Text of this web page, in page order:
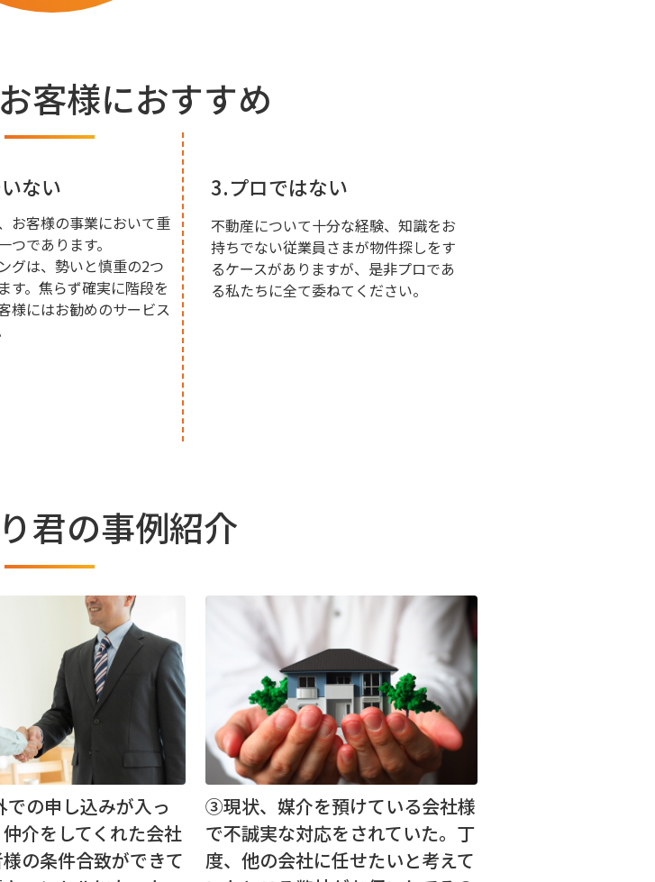
客様におすすめ
ない
お客様の事業において重
つであります。
グは、勢いと慎重の2つ
す。焦らず確実に階段を
様にはお勧めのサービス
3.プロではない
不動産について十分な経験、知識をお
持ちでない従業員さまが物件探しをす
るケースがありますが、是非プロであ
る私たちに全て委ねてください。
君の事例紹介
の申し込みが入っ
介をしてくれた会社
の条件合致ができて
③現状、媒介を預けている会社様
で不誠実な対応をされていた。丁
度、他の会社に任せたいと考えて